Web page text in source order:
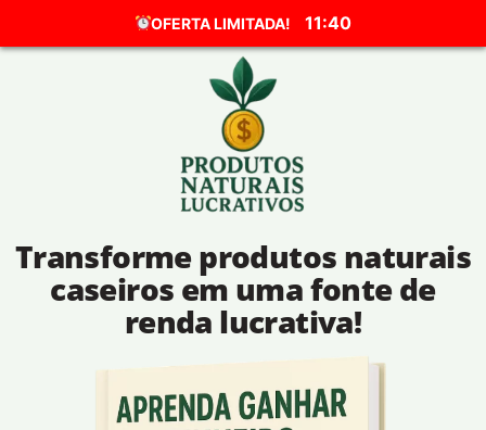
OFERTA LIMITADA! 11:40
Transforme produtos naturais
caseiros em uma fonte de
renda lucrativa!